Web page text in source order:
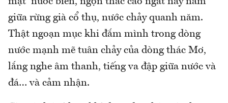
giữa rừng già cổ thụ, nước chảy quanh năm.
Thật ngoạn mục khi đắm mình trong dòng
nước mạnh mẽ tuân chảy của dòng thác Mơ,
lắng nghe âm thanh, tiếng va đập giữa nước và
đá… và cảm nhận.